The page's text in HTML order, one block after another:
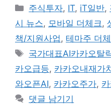
카
테
고
리
주식투자, IT, iT일반,
시 뉴스, 모바일 더체크 ,
책/지원사업 , 테마주 더
태
그
국가대표AI카카오탈
카오급등, 카카오내재가
와오픈AI, 카카오주가,
댓글 남기기